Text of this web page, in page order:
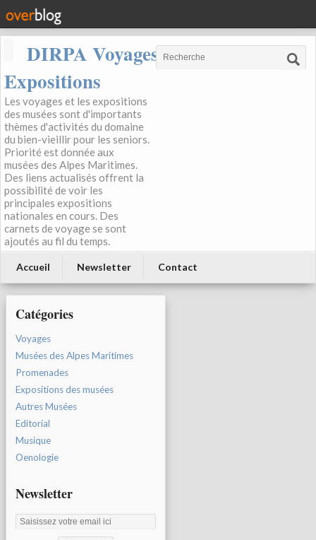
DIRPA Voyages, Musées,
Expositions
Les voyages et les expositions
des musées sont d'importants
thèmes d'activités du domaine
du bien-vieillir pour les seniors.
Priorité est donnée aux
musées des Alpes Maritimes.
Des liens actualisés offrent la
possibilité de voir les
principales expositions
nationales en cours. Des
carnets de voyage se sont
ajoutés au fil du temps.
Accueil Newsletter Contact
Catégories
Voyages
Musées des Alpes Maritimes
Promenades
Expositions des musées
Autres Musées
Editorial
Musique
Oenologie
Newsletter